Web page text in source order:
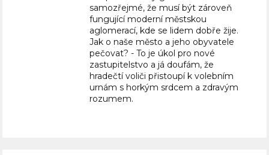
samozřejmé, že musí být zároveň
fungující moderní městskou
aglomerací, kde se lidem dobře žije.
Jak o naše město a jeho obyvatele
pečovat? - To je úkol pro nové
zastupitelstvo a já doufám, že
hradečtí voliči přistoupí k volebním
urnám s horkým srdcem a zdravým
rozumem.